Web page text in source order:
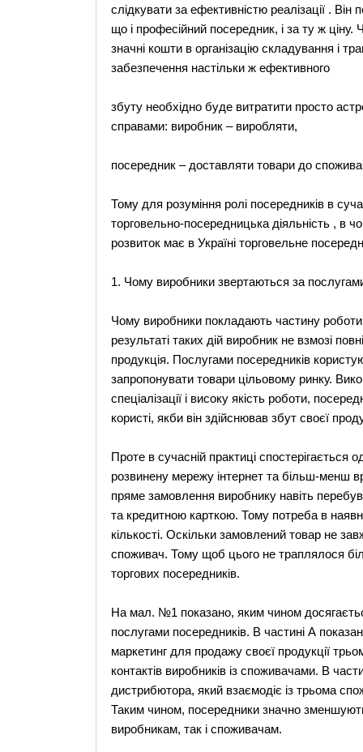
слідкувати за ефективністю реалізації .
що і професійний посередник, і за ту ж
значні кошти в організацію складування і
забезпечення настільки ж ефективного
збуту необхідно буде витратити просто
справами: виробник – виробляти,
посередник – доставляти товари до
Тому для розуміння ролі посередників в
торговельно-посередницька діяльність , в
розвиток має в Україні торговельне
1. Чому виробники звертаються за
Чому виробники покладають частину
результаті таких дій виробник не взмозі
продукція. Послугами посередників
запропонувати товари цільовому ринку.
спеціалізації і високу якість роботи,
користі, якби він здійснював збут своєї
Проте в сучасній практиці
розвинену мережу інтернет та більш-менш
пряме замовлення виробнику навіть
та кредитною карткою. Тому потреба в
кількості. Оскільки замовлений товар не
споживач. Тому щоб цього не траплялося
торгових посередників.
На мал. №1 показано, яким чином
послугами посередників. В частині А
маркетинг для продажу своєї продукції
контактів виробників із споживачами. В
дистрибютора, який взаємодіє із трьома
Таким чином, посередники значно
виробникам, так і споживачам.